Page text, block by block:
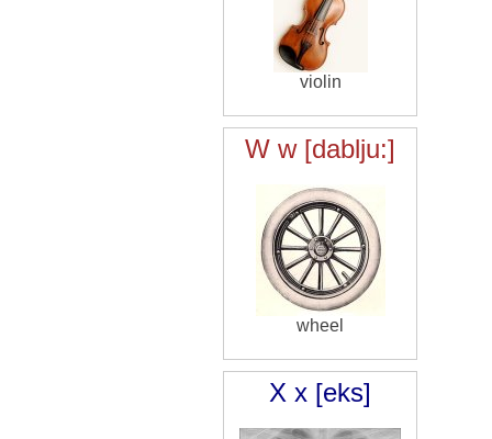
violin
W w [dablju:]
wheel
X x [eks]